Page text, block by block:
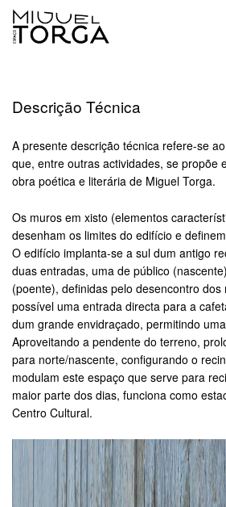
Descrição Técnica
A presente descrição técnica refere-se
que, entre outras actividades, se propõe
obra poética e literária de Miguel Torga.
rolex replica replica watches
Os muros em xisto (elementos
desenham os limites do edifício e
O edifício implanta-se a sul dum antigo
duas entradas, uma de público
(poente), definidas pelo desencontro dos
possível uma entrada directa para a
dum grande envidraçado, permitindo
Aproveitando a pendente do terreno,
para norte/nascente, configurando o
modulam este espaço que serve para
maior parte dos dias, funciona como
Centro Cultural.